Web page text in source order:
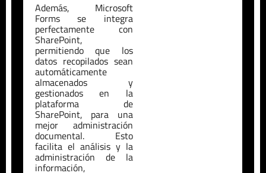
Además, Microsoft
Forms se integra
perfectamente con
SharePoint,
permitiendo que los
datos recopilados sean
automáticamente
almacenados y
gestionados en la
plataforma de
SharePoint, para una
mejor administración
documental. Esto
facilita el análisis y la
administración de la
información,